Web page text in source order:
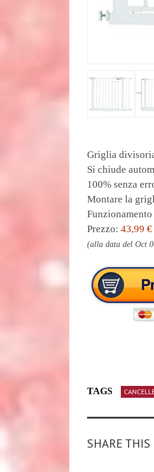
Griglia
Si chiude
100% senza
Montare la
Prezzo: 43,99 €
(alla data del Oct
TAGS
SHARE THIS